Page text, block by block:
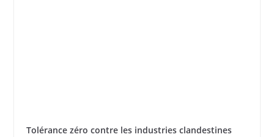
Tolérance zéro contre les industries clandestines